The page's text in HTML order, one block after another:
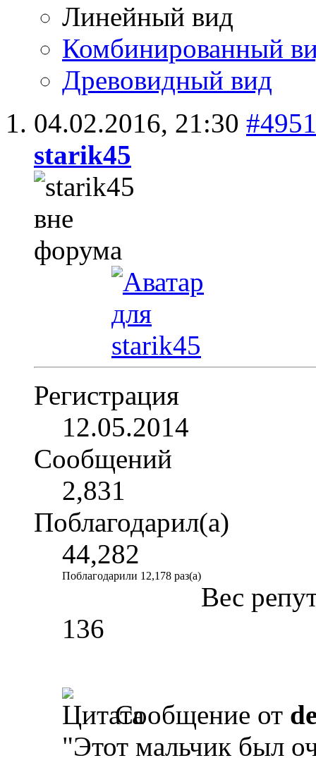
Линейный вид
Комбинированный
Древовидный вид
04.02.2016, 21:30 #4951
starik45
Регистрация
12.05.2014
Сообщений
2,831
Поблагодарил(а)
44,282
Поблагодарили 12,178 раз(а)
Вес
136
Сообщение от
"Этот мальчик был